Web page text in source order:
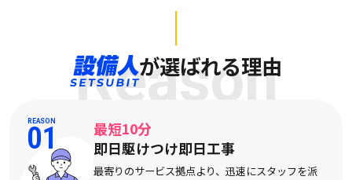
Reason
が選ばれる理由
REASON
01
最短10分
即日駆けつけ即日工事
最寄りのサービス拠点より、迅速にスタッフを派